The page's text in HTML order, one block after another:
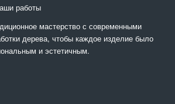
работы
мастерство с современными
дерева, чтобы каждое изделие было
и эстетичным.